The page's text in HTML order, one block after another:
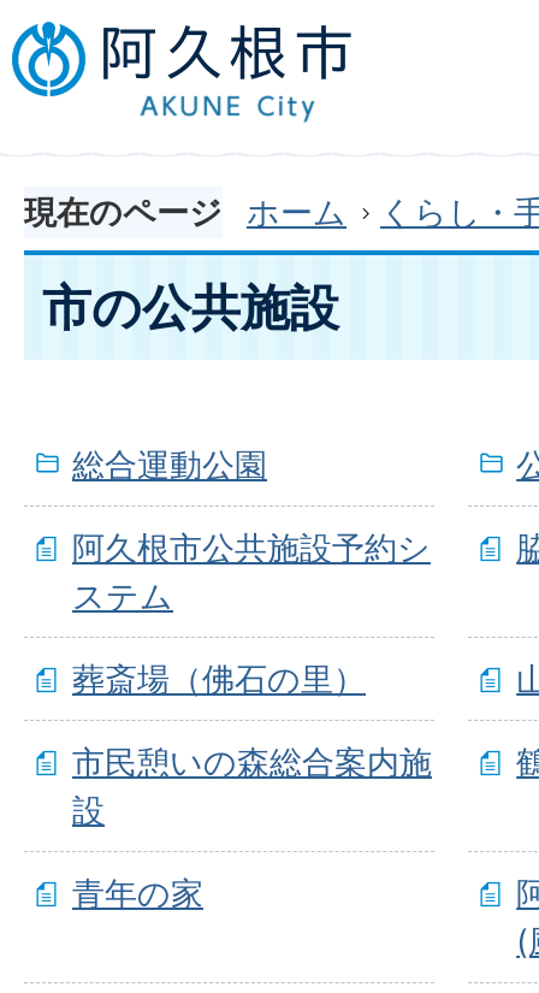
現在のページ ホーム くらし・
市の公共施設
総合運動公園
阿久根市公共施設予約シ
ステム
葬斎場（佛石の里）
市民憩いの森総合案内施
設
青年の家
(